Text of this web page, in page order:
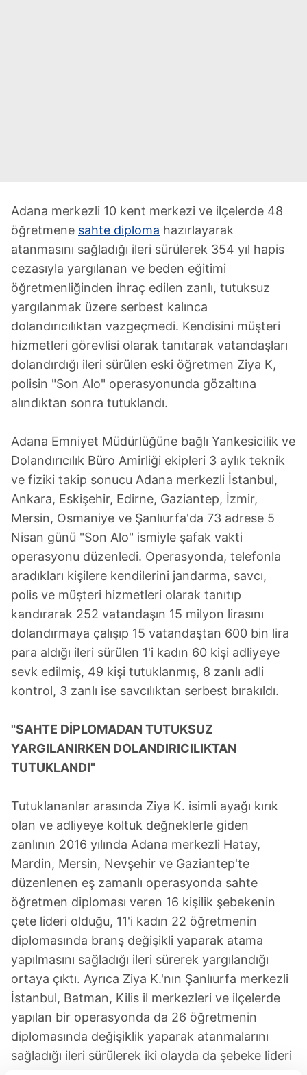
Adana merkezli 10 kent merkezi ve ilçelerde 48
öğretmene sahte diploma hazırlayarak
atanmasını sağladığı ileri sürülerek 354 yıl hapis
cezasıyla yargılanan ve beden eğitimi
öğretmenliğinden ihraç edilen zanlı, tutuksuz
yargılanmak üzere serbest kalınca
dolandırıcılıktan vazgeçmedi. Kendisini müşteri
hizmetleri görevlisi olarak tanıtarak vatandaşları
dolandırdığı ileri sürülen eski öğretmen Ziya K,
polisin "Son Alo" operasyonunda gözaltına
alındıktan sonra tutuklandı.
Adana Emniyet Müdürlüğüne bağlı Yankesicilik ve
Dolandırıcılık Büro Amirliği ekipleri 3 aylık teknik
ve fiziki takip sonucu Adana merkezli İstanbul,
Ankara, Eskişehir, Edirne, Gaziantep, İzmir,
Mersin, Osmaniye ve Şanlıurfa'da 73 adrese 5
Nisan günü "Son Alo" ismiyle şafak vakti
operasyonu düzenledi. Operasyonda, telefonla
aradıkları kişilere kendilerini jandarma, savcı,
polis ve müşteri hizmetleri olarak tanıtıp
kandırarak 252 vatandaşın 15 milyon lirasını
dolandırmaya çalışıp 15 vatandaştan 600 bin lira
para aldığı ileri sürülen 1'i kadın 60 kişi adliyeye
sevk edilmiş, 49 kişi tutuklanmış, 8 zanlı adli
kontrol, 3 zanlı ise savcılıktan serbest bırakıldı.
"SAHTE DİPLOMADAN TUTUKSUZ
YARGILANIRKEN DOLANDIRICILIKTAN
TUTUKLANDI"
Tutuklananlar arasında Ziya K. isimli ayağı kırık
olan ve adliyeye koltuk değneklerle giden
zanlının 2016 yılında Adana merkezli Hatay,
Mardin, Mersin, Nevşehir ve Gaziantep'te
düzenlenen eş zamanlı operasyonda sahte
öğretmen diploması veren 16 kişilik şebekenin
çete lideri olduğu, 11'i kadın 22 öğretmenin
diplomasında branş değişikli yaparak atama
yapılmasını sağladığı ileri sürerek yargılandığı
ortaya çıktı. Ayrıca Ziya K.'nın Şanlıurfa merkezli
İstanbul, Batman, Kilis il merkezleri ve ilçelerde
yapılan bir operasyonda da 26 öğretmenin
diplomasında değişiklik yaparak atanmalarını
sağladığı ileri sürülerek iki olayda da şebeke lideri